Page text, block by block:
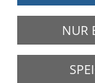
NUR